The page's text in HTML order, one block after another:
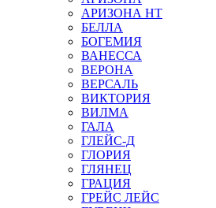
АРИЗОНА НТ
БЕЛЛА
БОГЕМИЯ
ВАНЕССА
ВЕРОНА
ВЕРСАЛЬ
ВИКТОРИЯ
ВИЛМА
ГАЛА
ГЛЕЙС-Д
ГЛОРИЯ
ГЛЯНЕЦ
ГРАЦИЯ
ГРЕЙС ЛЕЙС